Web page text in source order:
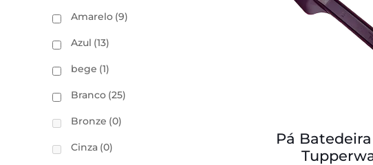
Pá
Amarelo (9)
Azul (13)
bege (1)
Branco (25)
Bronze (0)
Cinza (0)